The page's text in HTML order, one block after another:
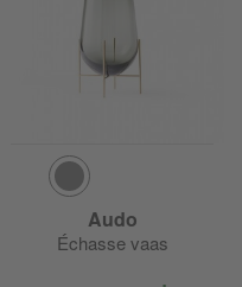
Audo
Échasse vaas